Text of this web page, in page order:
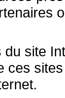
site
ces